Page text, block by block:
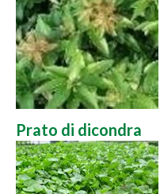
Prato di dicondra